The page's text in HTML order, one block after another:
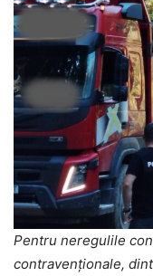
Pentru neregulile
contravenționale,